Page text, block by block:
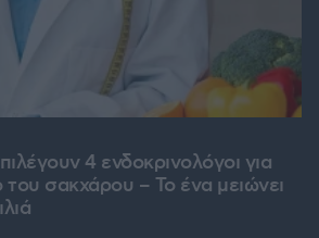
4 ενδοκρινολόγοι για
σακχάρου – Το ένα μειώνει